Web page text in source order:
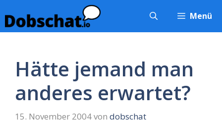
Inhalt
springen
Menü
Hätte jemand man
anderes erwartet?
15. November 2004von dobschat